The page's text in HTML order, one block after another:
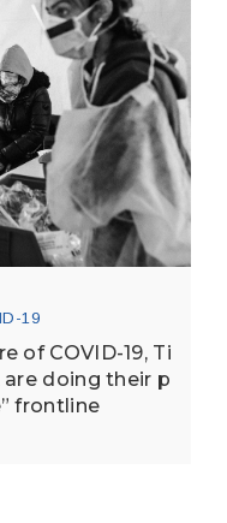
19
of COVID-19, Ti
are doing their p
frontline